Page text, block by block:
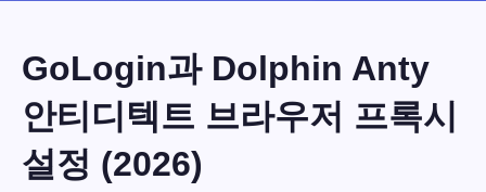
GoLogin과 Dolphin Anty
안티디텍트 브라우저 프록시
설정 (2026)